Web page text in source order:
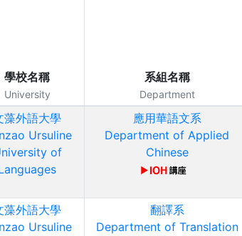
學校名稱
University
系組名稱
Department
藻外語大學
Ursuline
of
應用華語文系
Department of Applied
Chinese
藻外語大學
Ursuline
翻譯系
Department of Translation